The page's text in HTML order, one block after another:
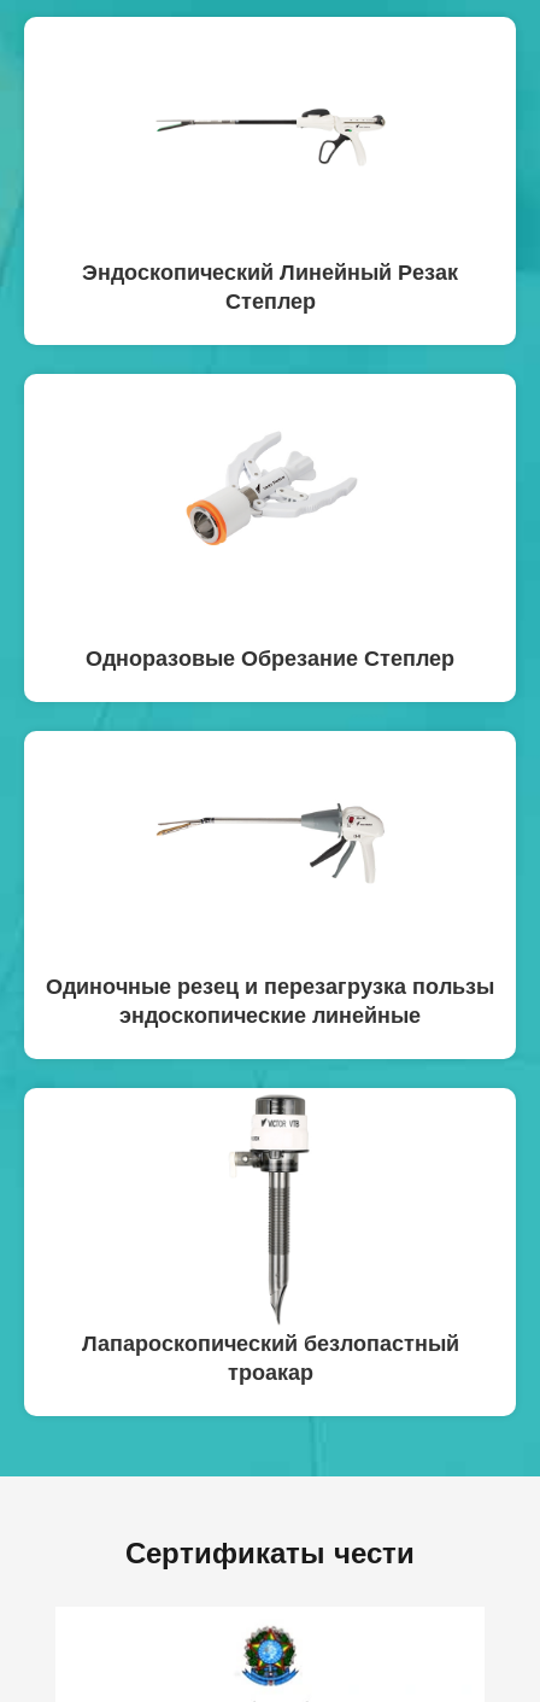
Эндоскопический Линейный Резак
Степлер
Одноразовые Обрезание Степлер
Одиночные резец и перезагрузка пользы
эндоскопические линейные
Лапароскопический безлопастный
троакар
Сертификаты чести